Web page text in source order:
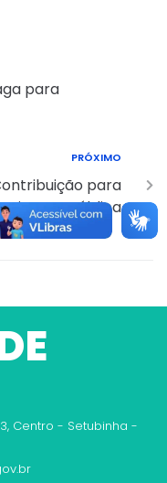
para
PRÓXIMO
para
Pública
Centro - Setubinha -